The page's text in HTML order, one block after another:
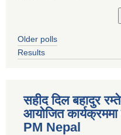
Older polls
Results
सहीद दिल बहादुर
आयोजित
PM Nepal